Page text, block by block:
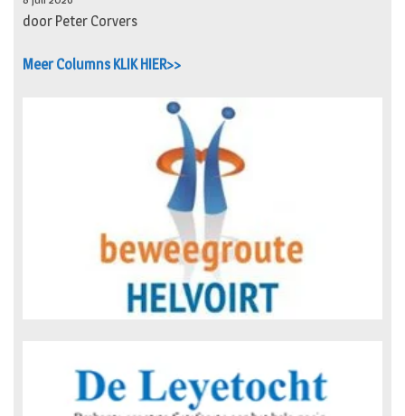
door Peter Corvers
Meer Columns KLIK HIER>>